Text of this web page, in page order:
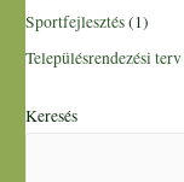
Sportfejlesztés(1)
Településrendezési terv
Keresés